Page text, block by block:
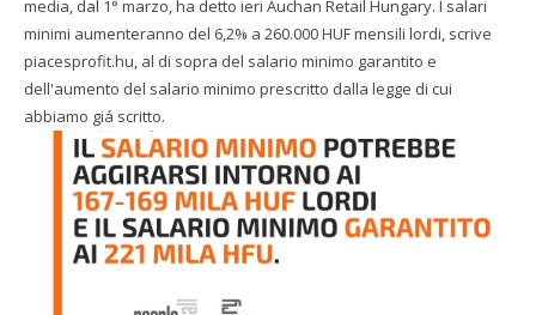
media, dal 1° marzo, ha detto ieri Auchan Retail Hungary. I salari
minimi aumenteranno del 6,2% a 260.000 HUF mensili lordi, scrive
piacesprofit.hu, al di sopra del salario minimo garantito e
dell'aumento del salario minimo prescritto dalla legge di cui
abbiamo giá scritto.